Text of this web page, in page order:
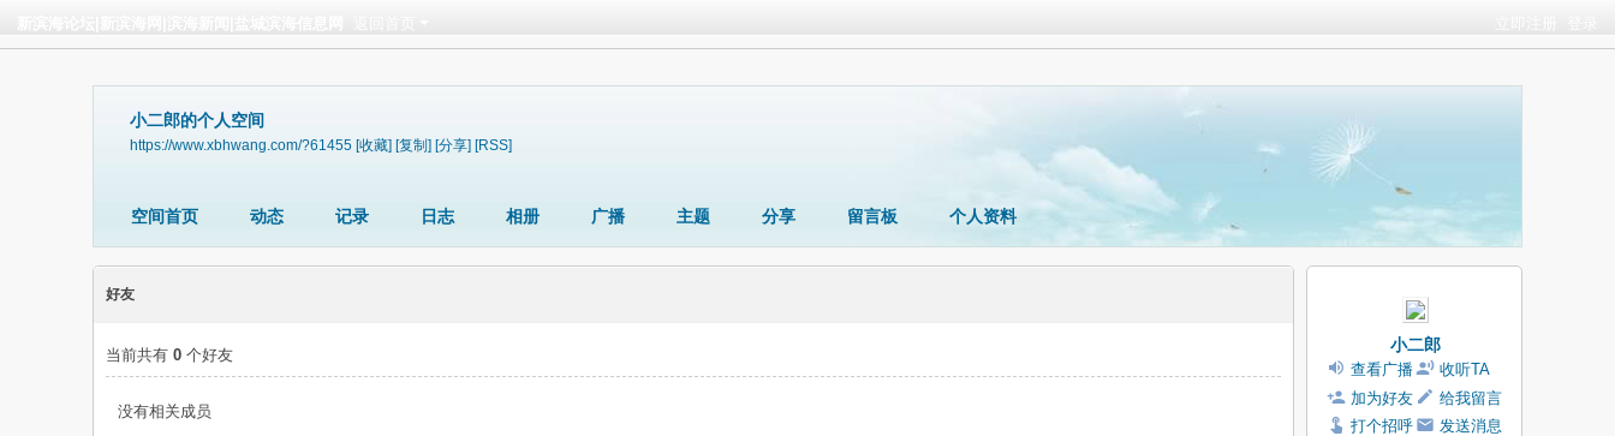
小二郎的个人空间
https://www.xbhwang.com/?61455 [收藏] [复制] [分享] [RSS]
空间首页 动态 记录 日志 相册 广播 主题 分享 留言板 个人资料
好友
当前共有 0 个好友
没有相关成员
小二郎
查看广播
收听TA
加为好友
给我留言
打个招呼
发送消息